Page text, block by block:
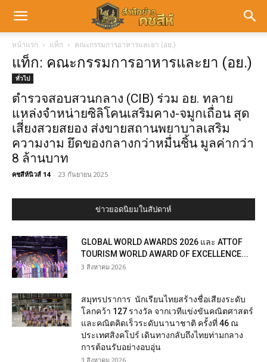
หน้าแรก แท็ก คณะกรรมการอาหารและยา (อย.)
แท็ก: คณะกรรมการอาหารและยา (อย.)
ทั่วไป
ตำรวจสอบสวนกลาง (CIB) ร่วม อย. ทลาย
แหล่งจำหน่ายซิลิโคนเสริมคาง-จมูกเถื่อน สุด
เสี่ยงสวยสยอง ส่งขายสถานพยาบาลเสริม
ความงาม ยึดของกลางกว่าหมื่นชิ้น มูลค่ากว่า
8 ล้านบาท
คชสีห์นิวส์ 14 - 23 กันยายน 2025
ข่าวยอดนิยมในสัปดาห์
GLOBAL WORLD AWARDS 2026 และ ATTOF
TOURISM WORLD AWARD OF EXCELLENCE...
3 สิงหาคม 2026
สมุทรปราการ นักเรียนไทยสร้างชื่อเสียงระดับ
โลกคว้า 127 รางวัล จากเวทีแข่งขันคณิตศาสตร์
และคณิตคิดเร็วระดับนานาชาติ ครั้งที่ 46 ณ
ประเทศสิงคโปร์ เดินทางกลับถึงไทยท่ามกลาง
การต้อนรับอย่างอบอุ่น
3 สิงหาคม 2026